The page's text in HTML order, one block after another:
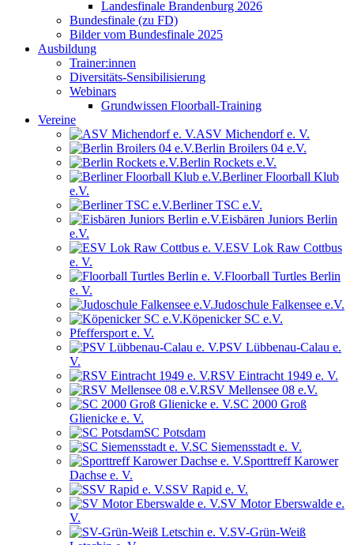
Landesfinale Brandenburg 2026
Bundesfinale (zu FD)
Bilder vom Bundesfinale 2025
Ausbildung
Trainer:innen
Diversitäts-Sensibilisierung
Webinars
Grundwissen Floorball-Training
Vereine
ASV Michendorf e. V.
Berlin Broilers 04 e.V.
Berlin Rockets e.V.
Berliner Floorball Klub
e.V.
Berliner TSC e.V.
Eisbären Juniors Berlin
e.V.
ESV Lok Raw Cottbus
e. V.
Floorball Turtles Berlin
e. V.
Judoschule Falkensee e.V.
Köpenicker SC e.V.
Pfeffersport e. V.
PSV Lübbenau-Calau e.
V.
RSV Eintracht 1949 e. V.
RSV Mellensee 08 e.V.
SC 2000 Groß
Glienicke e. V.
SC Potsdam
SC Siemensstadt e. V.
Sporttreff Karower
Dachse e. V.
SSV Rapid e. V.
SV Motor Eberswalde e.
V.
SV-Grün-Weiß